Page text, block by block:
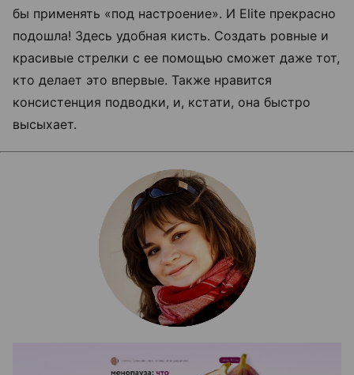
бы применять «под настроение». И Elite прекрасно
подошла! Здесь удобная кисть. Создать ровные и
красивые стрелки с ее помощью сможет даже тот,
кто делает это впервые. Также нравится
консистенция подводки, и, кстати, она быстро
высыхает.